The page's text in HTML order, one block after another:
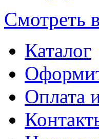
Смотреть
Каталог
Оплата